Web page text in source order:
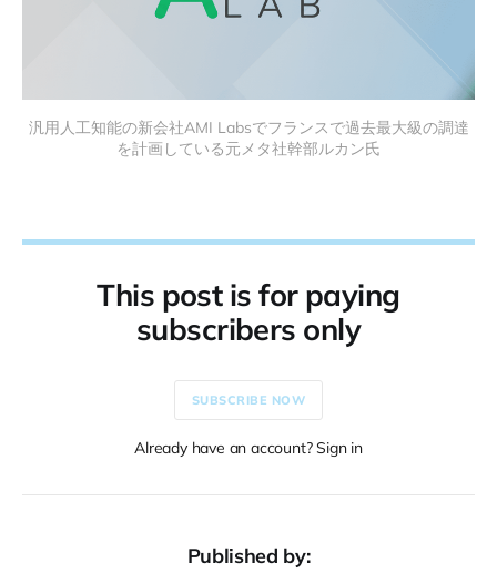
汎用人工知能の新会社AMI Labsでフランスで過去最大級の調達
を計画している元メタ社幹部ルカン氏
This post is for paying
subscribers only
SUBSCRIBE NOW
Already have an account? Sign in
Published by: